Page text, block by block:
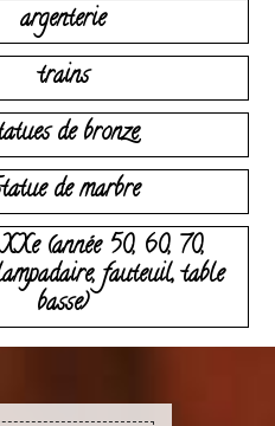
argenterie
trains
de bronze
de marbre
(année 50, 60, 70,
fauteuil, table
basse)